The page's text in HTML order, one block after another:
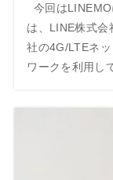
今回は
は、LINE株式会
社の4G/LTEネ
ワークを利用し